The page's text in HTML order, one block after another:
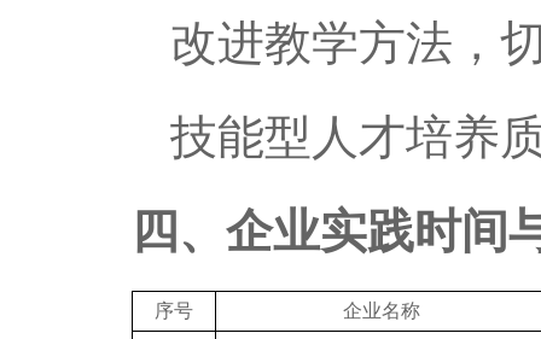
改进教学方法，
技能型人才培养
四、企业实践时间
序号
企业名称